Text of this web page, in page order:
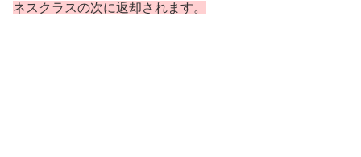
ネスクラスの次に返却されます。